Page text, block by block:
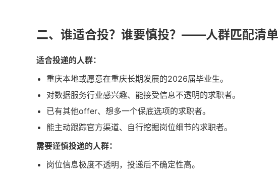
二、谁适合投？谁要慎投？——人群匹配清单
适合投递的人群：
重庆本地或愿意在重庆长期发展的2026届毕业生。
对数据服务行业感兴趣、能接受信息不透明的求职者。
已有其他offer、想多一个保底选项的求职者。
能主动跟踪官方渠道、自行挖掘岗位细节的求职者。
需要谨慎投递的人群：
岗位信息极度不透明，投递后不确定性高。